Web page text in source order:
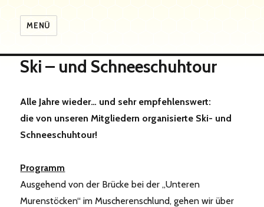
MENÜ
Ski – und Schneeschuhtour
Alle Jahre wieder… und sehr empfehlenswert:
die von unseren Mitgliedern organisierte Ski- und
Schneeschuhtour!
Programm
Ausgehend von der Brücke bei der „Unteren
Murenstöcken“ im Muscherenschlund, gehen wir über